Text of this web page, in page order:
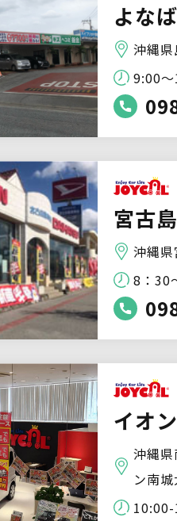
よな
沖縄
9:00
宮古
沖縄
8：30
イオ
沖縄
ン南